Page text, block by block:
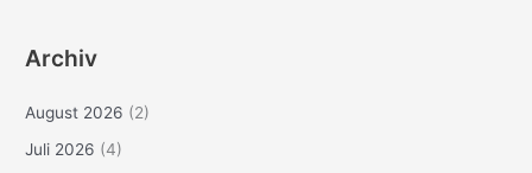
Archiv
August 2026 (2)
Juli 2026 (4)